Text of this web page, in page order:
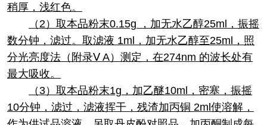
稍厚，浅红色。
（2）取本品粉末0.15g ，加无水乙醇25ml，振摇
数分钟，滤过。取滤液 1ml，加无水乙醇至25ml，照
分光亮度法（附录Ⅴ A）测定，在274nm 的波长处有
最大吸收。
（3）取本品粉末1g，加乙醚10ml，密塞，振摇
10分钟，滤过，滤液挥干，残渣加丙铜 2ml使溶解，